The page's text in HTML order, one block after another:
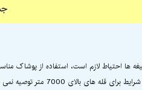
ها احتیاط لازم است، استفاده از
بالای 7000 متر توصیه نمی شود. ،